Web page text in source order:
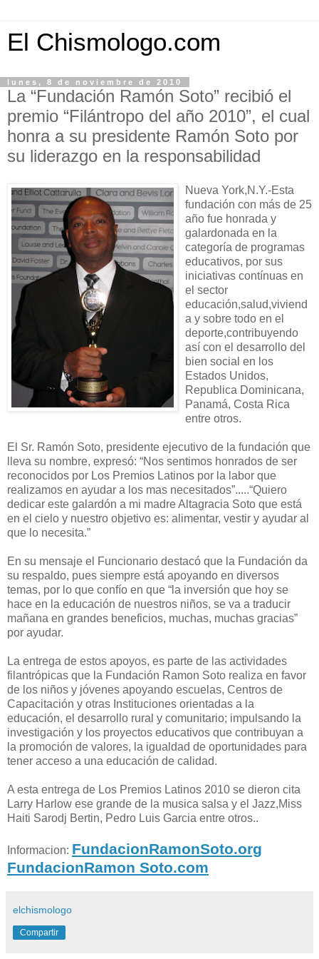
El Chismologo.com
lunes, 8 de noviembre de 2010
La “Fundación Ramón Soto” recibió el
premio “Filántropo del año 2010”, el cual
honra a su presidente Ramón Soto por
su liderazgo en la responsabilidad
Nueva York,N.Y.-Esta
fundación con más de 25
año fue honrada y
galardonada en la
categoría de programas
educativos, por sus
iniciativas contínuas en
el sector
educación,salud,viviend
a y sobre todo en el
deporte,contribuyendo
así con el desarrollo del
bien social en los
Estados Unidos,
Republica Dominicana,
Panamá, Costa Rica
entre otros.
El Sr. Ramón Soto, presidente ejecutivo de la fundación que
lleva su nombre, expresó: “Nos sentimos honrados de ser
reconocidos por Los Premios Latinos por la labor que
realizamos en ayudar a los mas necesitados”.....“Quiero
dedicar este galardón a mi madre Altagracia Soto que está
en el cielo y nuestro objetivo es: alimentar, vestir y ayudar al
que lo necesita.”
En su mensaje el Funcionario destacó que la Fundación da
su respaldo, pues siempre está apoyando en diversos
temas, por lo que confío en que “la inversión que hoy se
hace en la educación de nuestros niños, se va a traducir
mañana en grandes beneficios, muchas, muchas gracias”
por ayudar.
La entrega de estos apoyos, es parte de las actividades
filantrópicas que la Fundación Ramon Soto realiza en favor
de los niños y jóvenes apoyando escuelas, Centros de
Capacitación y otras Instituciones orientadas a la
educación, el desarrollo rural y comunitario; impulsando la
investigación y los proyectos educativos que contribuyan a
la promoción de valores, la igualdad de oportunidades para
tener acceso a una educación de calidad.
A esta entrega de Los Premios Latinos 2010 se dieron cita
Larry Harlow ese grande de la musica salsa y el Jazz,Miss
Haiti Sarodj Bertin, Pedro Luis Garcia entre otros..
Informacion: FundacionRamonSoto.org
FundacionRamon Soto.com
elchismologo
Compartir